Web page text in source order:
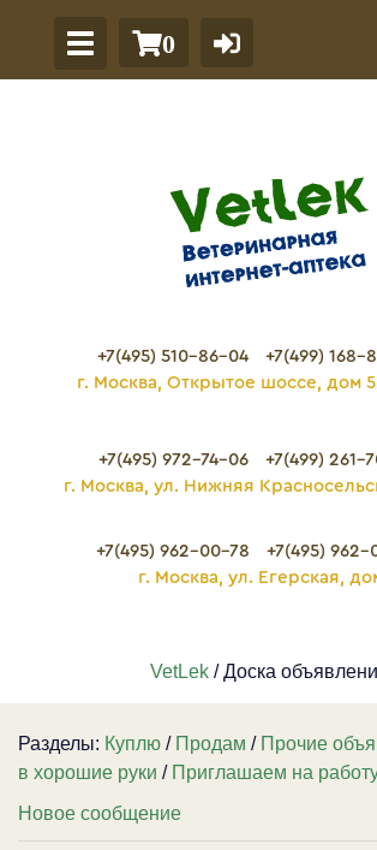
0
+7(495) 510-86-04
+7(499) 168-
г. Москва, Открытое шоссе, дом
+7(495) 972-74-06
+7(499) 261-
г. Москва, ул. Нижняя
+7(495) 962-00-78
+7(495) 962-
г. Москва, ул. Егерская,
VetLek/ Доска
Разделы: Куплю / Продам / Прочие
в хорошие руки / Приглашаем на
Новое сообщение